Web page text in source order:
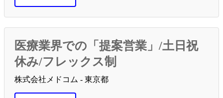
医療業界での「提案営業」/土日祝
休み/フレックス制
株式会社メドコム - 東京都